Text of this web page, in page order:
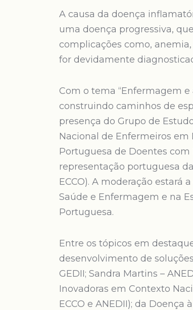
A causa da doença
uma doença progressiva,
complicações como,
for devidamente
Com o tema “Enfermagem
construindo caminhos de
presença do Grupo de
Nacional de Enfermeiros em
Portuguesa de Doentes
representação portuguesa
ECCO). A moderação estará
Saúde e Enfermagem e na
Portuguesa.
Entre os tópicos em
desenvolvimento de
GEDII; Sandra Martins –
Inovadoras em Contexto
ECCO e ANEDII); da